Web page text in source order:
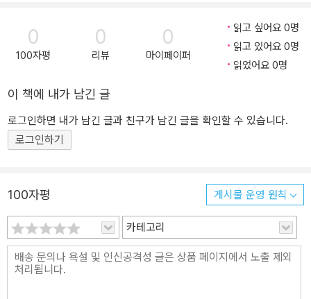
0
100자평
0
리뷰
0
마이페이퍼
읽고 싶어요 0명
읽고 있어요 0명
읽었어요 0명
이 책에 내가 남긴 글
로그인하면 내가 남긴 글과 친구가 남긴 글을 확인할 수 있습니다.
로그인하기
100자평 게시물 운영 원칙
카테고리